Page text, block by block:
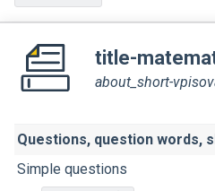
title-
about_short-
Questions, question words,
Simple questions